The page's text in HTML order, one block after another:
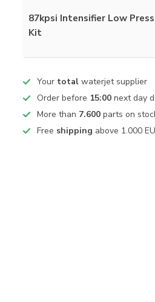
87kpsi Intensifier Low
Kit
Your total waterjet supplier
Order before 15:00 next day
More than 7.600 parts on
Free shipping above 1.000